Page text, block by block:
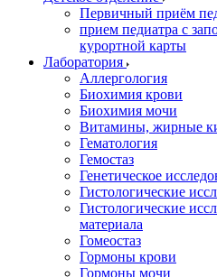
Первичный приём
прием педиатра с
курортной карты
Лаборатория
Аллергология
Биохимия крови
Биохимия мочи
Витамины, жирные
Гематология
Гемостаз
Генетическое
Гистологические
Гистологические
материала
Гомеостаз
Гормоны крови
Гормоны мочи